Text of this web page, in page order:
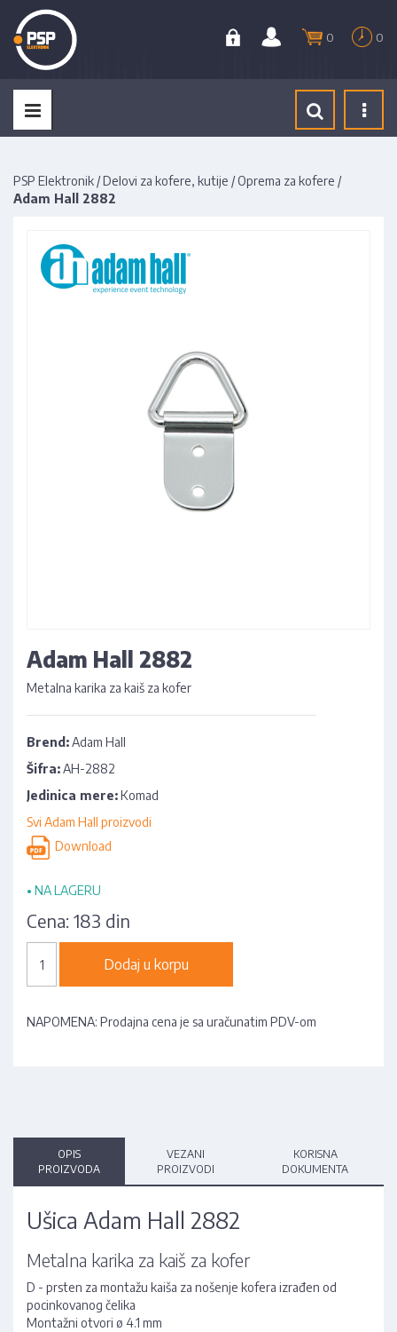
0 0
PSP Elektronik /Delovi za kofere, kutije /Oprema za kofere /
Adam Hall 2882
Adam Hall 2882
Metalna karika za kaiš za kofer
Brend:Adam Hall
Šifra:AH-2882
Jedinica mere:Komad
Svi Adam Hall proizvodi
Download
• NA LAGERU
Cena: 183 din
Dodaj u korpu
NAPOMENA: Prodajna cena je sa uračunatim PDV-om
OPIS
PROIZVODA
VEZANI
PROIZVODI
KORISNA
DOKUMENTA
Ušica Adam Hall 2882
Metalna karika za kaiš za kofer
D - prsten za montažu kaiša za nošenje kofera izrađen od
pocinkovanog čelika
Montažni otvori ø 4.1 mm